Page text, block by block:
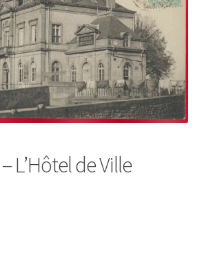
L’Hôtel de Ville